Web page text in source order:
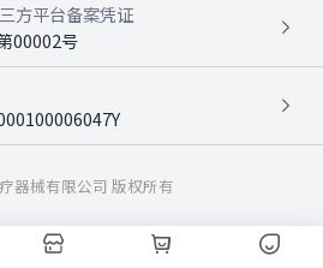
方平台备案凭证
00002号
器械有限公司 版权所有